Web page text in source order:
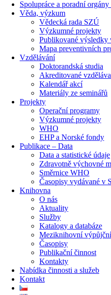
Spolupráce a poradní
Věda, výzkum
Vědecká rada SZÚ
Výzkumné projekty
Publikované
Mapa preventivních
Vzdělávání
Doktorandská studia
Akreditované
Kalendář akcí
Materiály ze seminářů
Projekty
Operační programy
Výzkumné projekty
WHO
EHP a Norské fondy
Publikace – Data
Data a statistické údaje
Zdravotně výchovné
Směrnice WHO
Časopisy vydávané v
Knihovna
O nás
Aktuality
Služby
Katalogy a databáze
Meziknihovní
Časopisy
Publikační činnost
Kontakty
Nabídka činnosti a služeb
Kontakt